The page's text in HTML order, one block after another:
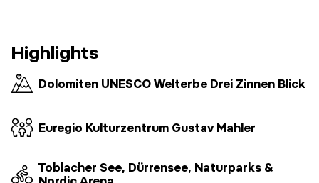
Highlights
Dolomiten UNESCO Welterbe Drei Zinnen Blick
Euregio Kulturzentrum Gustav Mahler
Toblacher See, Dürrensee, Naturparks &